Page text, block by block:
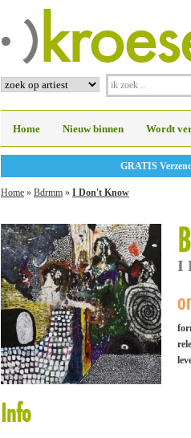
Home Nieuw binnen Wordt
GRATIS
Home » Bdrmm » I Don't Know
I
Info